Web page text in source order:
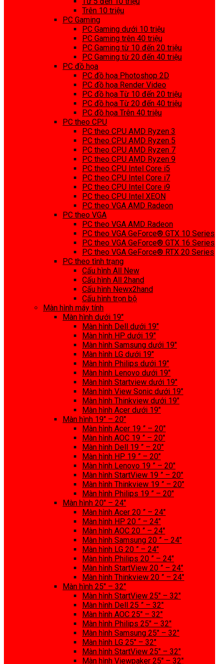
Trên 10 triệu
PC Gaming
PC Gaming dưới 10 triệu
PC Gaming trên 40 triệu
PC Gaming từ 10 đến 20 triệu
PC Gaming từ 20 đến 40 triệu
PC đồ họa
PC đồ họa Photoshop 2D
PC đồ họa Render Video
PC đồ họa Từ 10 đến 20 triệu
PC đồ họa Từ 20 đến 40 triệu
PC đồ họa Trên 40 triệu
PC theo CPU
PC theo CPU AMD Ryzen 3
PC theo CPU AMD Ryzen 5
PC theo CPU AMD Ryzen 7
PC theo CPU AMD Ryzen 9
PC theo CPU Intel Core i5
PC theo CPU Intel Core i7
PC theo CPU Intel Core i9
PC theo CPU Intel XEON
PC theo VGA AMD Radeon
PC theo VGA
PC theo VGA AMD Radeon
PC theo VGA GeForce® GTX 10 Series
PC theo VGA GeForce® GTX 16 Series
PC theo VGA GeForce® RTX 20 Series
PC theo tình trạng
Cấu hình All New
Cấu hình All 2hand
Cấu hình Newx2hand
Cấu hình trọn bộ
Màn hình máy tính
Màn hình dưới 19″
Màn hình Dell dưới 19″
Màn hình HP dưới 19″
Màn hình Samsung dưới 19″
Màn hình LG dưới 19″
Màn hình Philips dưới 19″
Màn hình Lenovo dưới 19″
Màn hình Startview dưới 19″
Màn hình View Sonic dưới 19″
Màn hình Thinkview dưới 19″
Màn hình Acer dưới 19″
Màn hình 19″ – 20″
Màn hình Acer 19 ” – 20″
Màn hình AOC 19 ” – 20″
Màn hình Dell 19 ” – 20″
Màn hình HP 19 ” – 20″
Màn hình Lenovo 19 ” – 20″
Màn hình StartView 19 ” – 20″
Màn hình Thinkview 19 ” – 20″
Màn hình Philips 19 ” – 20″
Màn hình 20″ – 24″
Màn hình Acer 20 ” – 24″
Màn hình HP 20 ” – 24″
Màn hình AOC 20 ” – 24″
Màn hình Samsung 20 ” – 24″
Màn hình LG 20 ” – 24″
Màn hình Philips 20 ” – 24″
Màn hình StartView 20 ” – 24″
Màn hình Thinkview 20 ” – 24″
Màn hình 25″ – 32″
Màn hình StartView 25″ – 32″
Màn hình Dell 25 ” – 32″
Màn hình AOC 25″ – 32″
Màn hình Philips 25″ – 32″
Màn hình Samsung 25″ – 32″
Màn hình LG 25″ – 32″
Màn hình StartView 25″ – 32″
Màn hình Viewpaker 25″ – 32″